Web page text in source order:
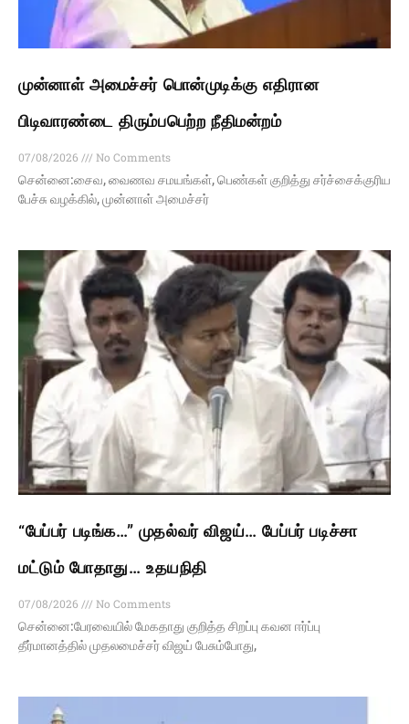
முன்னாள் அமைச்சர் பொன்முடிக்கு எதிரான
பிடிவாரண்டை திரும்பபெற்ற நீதிமன்றம்
07/08/2026
No Comments
சென்னை:சைவ, வைணவ சமயங்கள், பெண்கள் குறித்து சர்ச்சைக்குரிய
பேச்சு வழக்கில், முன்னாள் அமைச்சர்
“பேப்பர் படிங்க…” முதல்வர் விஜய்… பேப்பர் படிச்சா
மட்டும் போதாது… உதயநிதி
07/08/2026
No Comments
சென்னை:பேரவையில் மேகதாது குறித்த சிறப்பு கவன ஈர்ப்பு
தீர்மானத்தில் முதலமைச்சர் விஜய் பேசும்போது,